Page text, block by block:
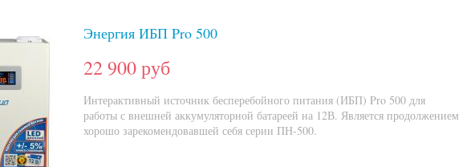
Энергия ИБП Pro 500
22 900 руб
Интерактивный источник бесперебойного питания (ИБП) Pro 500 для
работы с внешней аккумуляторной батареей на 12В. Является продолжением
хорошо зарекомендовавшей себя серии ПН-500.